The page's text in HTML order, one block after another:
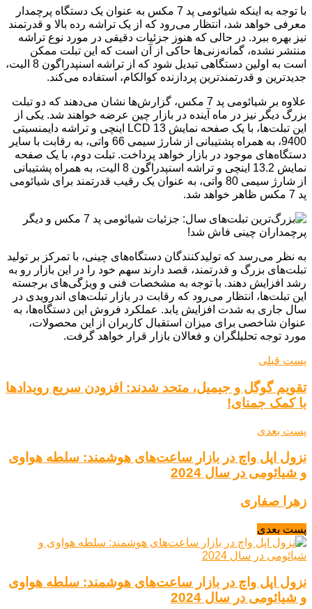
با توجه به اینکه شیائومی پد 7 مکس به عنوان یک دستگاه پرچمدار
معرفی خواهد شد، انتظار می‌رود که از یک تراشه رده بالا و قدرتمند
نیز بهره ببرد. در حالی که هنوز جزئیات دقیقی در مورد نوع تراشه
منتشر نشده، گمانه‌زنی‌ها حاکی از آن است که این تبلت ممکن
است به اولین دستگاهی تبدیل شود که از تراشه اسنپدراگون 8 الیت،
جدیدترین و قدرتمندترین پردازنده کوالکام، استفاده می‌کند.
علاوه بر شیائومی پد 7 مکس، گزارش‌ها نشان می‌دهند که دو تبلت
بزرگ دیگر نیز در ماه آینده در بازار چین عرضه خواهند شد. یکی از
این تبلت‌ها، با یک صفحه نمایش LCD 13 اینچی و تراشه دایمنسیتی
9400، به همراه پشتیبانی از شارژ سیمی 66 واتی، به رقابت با سایر
دستگاه‌های موجود در بازار خواهد پرداخت. تبلت دوم، با یک صفحه
نمایش 13.2 اینچی و تراشه اسنپدراگون 8 الیت، به همراه پشتیبانی
از شارژ سیمی 80 واتی، به عنوان یک رقیب قدرتمند برای شیائومی
پد 7 مکس ظاهر خواهد شد.
به نظر می‌رسد که تولیدکنندگان دستگاه‌های چینی، با تمرکز بر تولید
تبلت‌های بزرگ و قدرتمند، قصد دارند سهم خود را در این بازار رو به
رشد افزایش دهند. با توجه به مشخصات فنی و ویژگی‌های برجسته
این تبلت‌ها، انتظار می‌رود که رقابت در بازار تبلت‌های اندرویدی در
سال جاری به شدت افزایش یابد. عملکرد فروش این دستگاه‌ها، به
عنوان شاخصی برای میزان استقبال کاربران از این محصولات،
مورد توجه تحلیلگران و فعالان بازار قرار خواهد گرفت.
پست قبلی
تقویم گوگل و جیمیل، متحد شدند: افزودن سریع رویدادها
با کمک جمنای!
پست بعدی
نزول اپل واچ در بازار ساعت‌های هوشمند: سلطه هواوی
و شیائومی در سال 2024
زهرا صفاری
پست بعدی
نزول اپل واچ در بازار ساعت‌های هوشمند: سلطه هواوی
و شیائومی در سال 2024